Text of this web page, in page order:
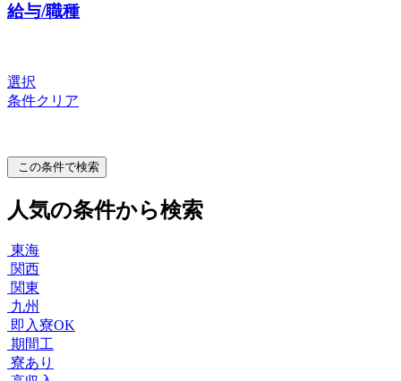
給与/職種
選択
条件クリア
この条件で検索
人気の条件から検索
東海
関西
関東
九州
即入寮OK
期間工
寮あり